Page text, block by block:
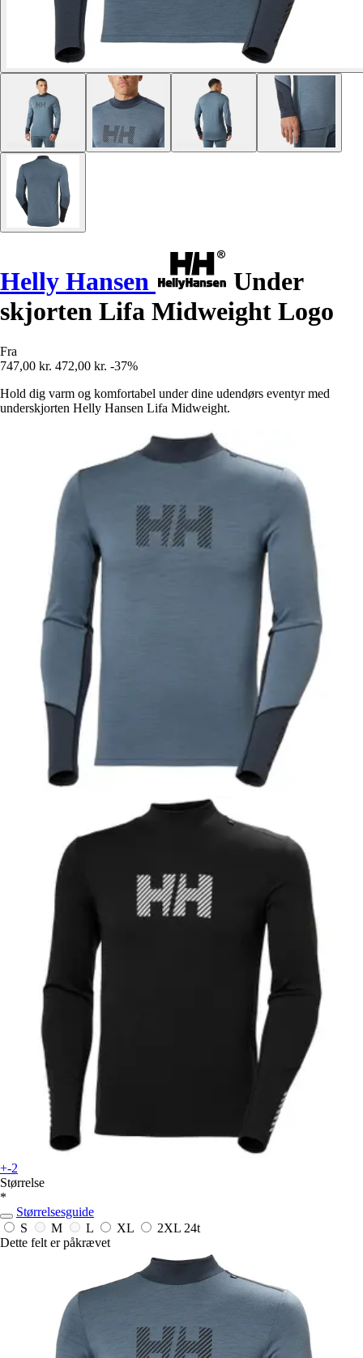
Helly Hansen
Under
skjorten Lifa Midweight Logo
Fra
747,00 kr. 472,00 kr. -37%
Hold dig varm og komfortabel under dine udendørs eventyr med
underskjorten Helly Hansen Lifa Midweight.
+-2
Størrelse
*
Størrelsesguide
S
M L XL 2XL 24t
Dette felt er påkrævet